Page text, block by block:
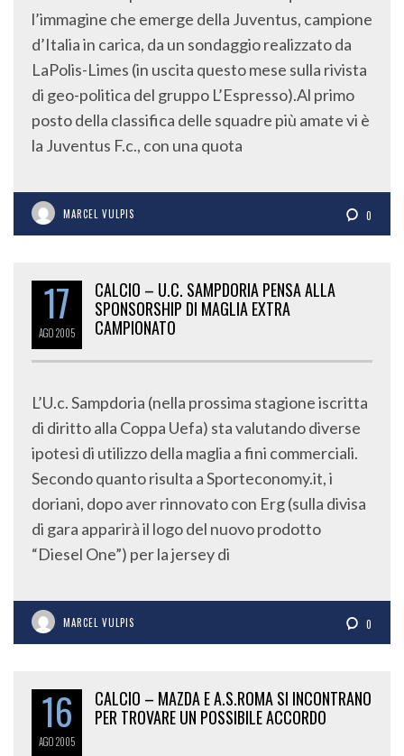
l’immagine che emerge della Juventus, campione
d’Italia in carica, da un sondaggio realizzato da
LaPolis-Limes (in uscita questo mese sulla rivista
di geo-politica del gruppo L’Espresso).Al primo
posto della classifica delle squadre più amate vi è
la Juventus F.c., con una quota
MARCEL VULPIS 0
17
AGO2005
CALCIO – U.C. SAMPDORIA PENSA ALLA
SPONSORSHIP DI MAGLIA EXTRA
CAMPIONATO
L’U.c. Sampdoria (nella prossima stagione iscritta
di diritto alla Coppa Uefa) sta valutando diverse
ipotesi di utilizzo della maglia a fini commerciali.
Secondo quanto risulta a Sporteconomy.it, i
doriani, dopo aver rinnovato con Erg (sulla divisa
di gara apparirà il logo del nuovo prodotto
“Diesel One”) per la jersey di
MARCEL VULPIS 0
16
AGO2005
CALCIO – MAZDA E A.S.ROMA SI INCONTRANO
PER TROVARE UN POSSIBILE ACCORDO